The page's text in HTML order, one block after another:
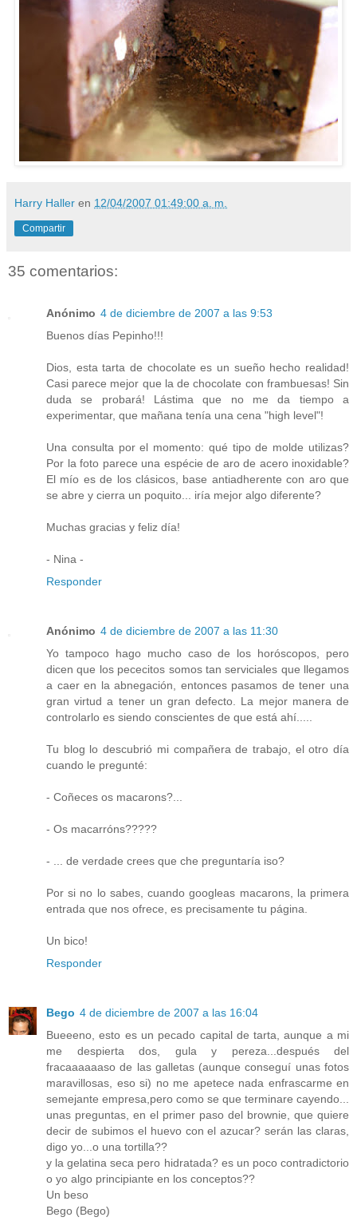
Harry Haller en 12/04/2007 01:49:00 a. m.
Compartir
35 comentarios:
Anónimo 4 de diciembre de 2007 a las 9:53
Buenos días Pepinho!!!
Dios, esta tarta de chocolate es un sueño hecho realidad!
Casi parece mejor que la de chocolate con frambuesas! Sin
duda se probará! Lástima que no me da tiempo a
experimentar, que mañana tenía una cena "high level"!
Una consulta por el momento: qué tipo de molde utilizas?
Por la foto parece una espécie de aro de acero inoxidable?
El mío es de los clásicos, base antiadherente con aro que
se abre y cierra un poquito... iría mejor algo diferente?
Muchas gracias y feliz día!
- Nina -
Responder
Anónimo 4 de diciembre de 2007 a las 11:30
Yo tampoco hago mucho caso de los horóscopos, pero
dicen que los pececitos somos tan serviciales que llegamos
a caer en la abnegación, entonces pasamos de tener una
gran virtud a tener un gran defecto. La mejor manera de
controlarlo es siendo conscientes de que está ahí.....
Tu blog lo descubrió mi compañera de trabajo, el otro día
cuando le pregunté:
- Coñeces os macarons?...
- Os macarróns?????
- ... de verdade crees que che preguntaría iso?
Por si no lo sabes, cuando googleas macarons, la primera
entrada que nos ofrece, es precisamente tu página.
Un bico!
Responder
Bego 4 de diciembre de 2007 a las 16:04
Bueeeno, esto es un pecado capital de tarta, aunque a mi
me despierta dos, gula y pereza...después del
fracaaaaaaso de las galletas (aunque conseguí unas fotos
maravillosas, eso si) no me apetece nada enfrascarme en
semejante empresa,pero como se que terminare cayendo...
unas preguntas, en el primer paso del brownie, que quiere
decir de subimos el huevo con el azucar? serán las claras,
digo yo...o una tortilla??
y la gelatina seca pero hidratada? es un poco contradictorio
o yo algo principiante en los conceptos??
Un beso
Bego (Bego)